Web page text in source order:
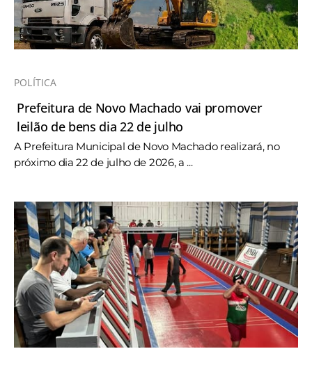
POLÍTICA
Prefeitura de Novo Machado vai promover
leilão de bens dia 22 de julho
A Prefeitura Municipal de Novo Machado realizará, no
próximo dia 22 de julho de 2026, a ...